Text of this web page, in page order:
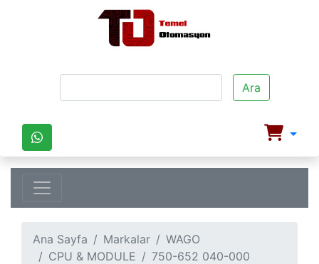
Ara
Ana Sayfa Markalar
WAGO
CPU & MODULE
750-652 040-000